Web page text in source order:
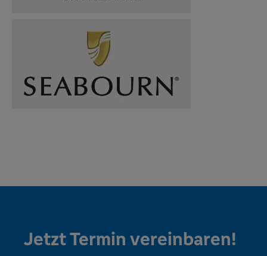
Jetzt Termin vereinbaren!